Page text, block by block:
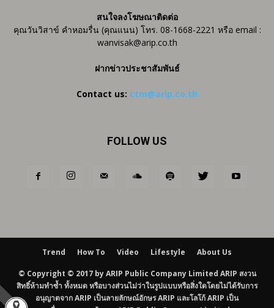
สนใจลงโฆษณาติดต่อ
คุณวันวิสาข์ คำหอมรื่น (คุณแนน) โทร. 08-1668-2221 หรือ email :
wanvisak@arip.co.th
ฝากข่าวประชาสัมพันธ์
Contact us: ctm@arip.co.th
FOLLOW US
Trend How To Video Lifestyle About Us
© Copyright © 2017 by ARIP Public Company Limited ARIP สงวน
สิทธิ์ห้ามทำซ้ำ ทั้งหมด หรือบางส่วนไม่ว่าในรูปแบบหรือสิ่งใดโดยไม่ได้รับการ
อนุญาตจาก ARIP เป็นลายลักษณ์อักษร ARIP และโลโก้ ARIP เป็น